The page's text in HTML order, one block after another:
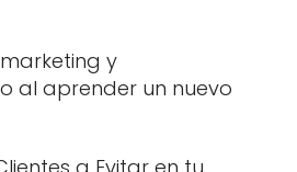
y
al aprender un nuevo